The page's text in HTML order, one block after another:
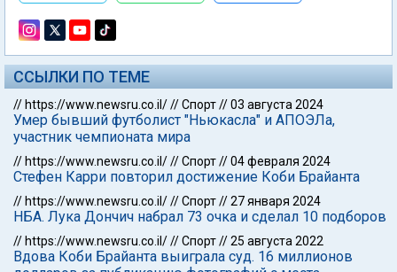
ССЫЛКИ ПО ТЕМЕ
// https://www.newsru.co.il///Спорт//03 августа 2024
Умер бывший футболист "Ньюкасла" и АПОЭЛа,
участник чемпионата мира
// https://www.newsru.co.il///Спорт//04 февраля 2024
Стефен Карри повторил достижение Коби Брайанта
// https://www.newsru.co.il///Спорт//27 января 2024
НБА. Лука Дончич набрал 73 очка и сделал 10 подборов
// https://www.newsru.co.il///Спорт//25 августа 2022
Вдова Коби Брайанта выиграла суд. 16 миллионов